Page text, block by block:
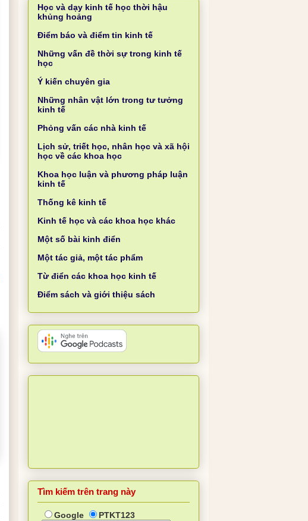
Học và dạy kinh tế học thời hậu
khủng hoảng
Điểm báo và điểm tin kinh tế
Những vấn đề thời sự trong kinh tế
học
Ý kiến chuyên gia
Những nhân vật lớn trong tư tưởng
kinh tế
Phỏng vấn các nhà kinh tế
Lịch sử, triết học, nhân học và xã hội
học về các khoa học
Khoa học luận và phương pháp luận
kinh tế
Thống kê kinh tế
Kinh tế học và các khoa học khác
Một số bài kinh điển
Một tác giả, một tác phẩm
Từ điển các khoa học kinh tế
Điểm sách và giới thiệu sách
Tìm kiếm trên trang này
Google PTKT123